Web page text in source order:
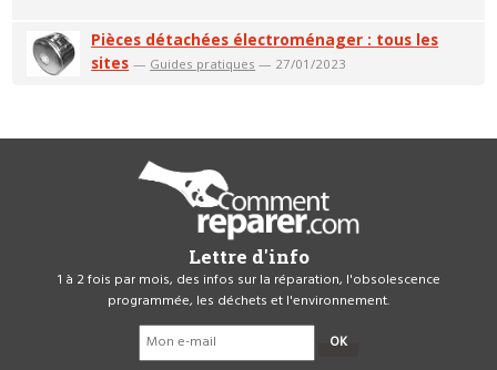
Pièces détachées électroménager : tous les
sites — Guides pratiques — 27/01/2023
Lettre d'info
1 à 2 fois par mois, des infos sur la réparation, l'obsolescence
programmée, les déchets et l'environnement.
OK